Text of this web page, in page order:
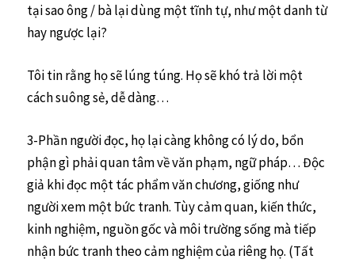
tại sao ông / bà lại dùng một tĩnh tự, như một danh từ
hay ngược lại?
Tôi tin rằng họ sẽ lúng túng. Họ sẽ khó trả lời một
cách suông sẻ, dễ dàng…
3-Phần người đọc, họ lại càng không có lý do, bổn
phận gì phải quan tâm về văn phạm, ngữ pháp… Độc
giả khi đọc một tác phẩm văn chương, giống như
người xem một bức tranh. Tùy cảm quan, kiến thức,
kinh nghiệm, nguồn gốc và môi trường sống mà tiếp
nhận bức tranh theo cảm nghiệm của riêng họ. (Tất